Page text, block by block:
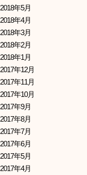
2018年5月
2018年4月
2018年3月
2018年2月
2018年1月
2017年12月
2017年11月
2017年10月
2017年9月
2017年8月
2017年7月
2017年6月
2017年5月
2017年4月